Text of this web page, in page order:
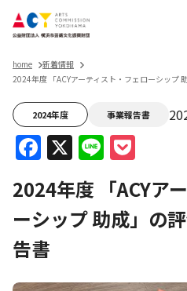
home
新着情報
2024年度 「ACYアーティスト・フェローシップ
2024年度 事業報告書
Facebook
X Line
2024年度 「ACYア
ーシップ 助成」の
告書